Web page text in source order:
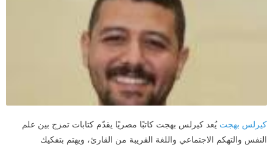
كيرلس بهجت يُعد كيرلس بهجت كاتبًا مصريًا يقدّم كتابات تمزج بين علم
النفس والتهكم الاجتماعي واللغة القريبة من القارئ، ويهتم بتفكيك